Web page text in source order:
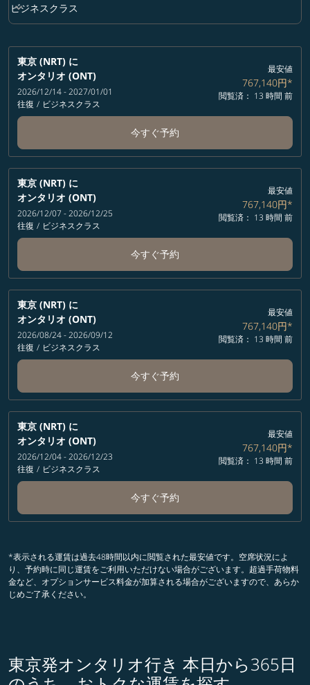
クラス option ビジネスクラス Selected
ビジネスクラス
keyboard_arrow_down
東京 (NRT) に
オンタリオ (ONT)
2026/12/14 - 2027/01/01
往復 / ビジネスクラス
最安値
767,140円*
閲覧済： 13 時間 前
今すぐ予約
東京 (NRT) に
オンタリオ (ONT)
2026/12/07 - 2026/12/25
往復 / ビジネスクラス
最安値
767,140円*
閲覧済： 13 時間 前
今すぐ予約
東京 (NRT) に
オンタリオ (ONT)
2026/08/24 - 2026/09/12
往復 / ビジネスクラス
最安値
767,140円*
閲覧済： 13 時間 前
今すぐ予約
東京 (NRT) に
オンタリオ (ONT)
2026/12/04 - 2026/12/23
往復 / ビジネスクラス
最安値
767,140円*
閲覧済： 13 時間 前
今すぐ予約
*表示される運賃は過去48時間以内に閲覧された最安値です。空席状況によ
り、予約時に同じ運賃をご利用いただけない場合がございます。超過手荷物料
金など、オプションサービス料金が加算される場合がございますので、あらか
じめご了承ください。
東京発オンタリオ行き 本日から365日